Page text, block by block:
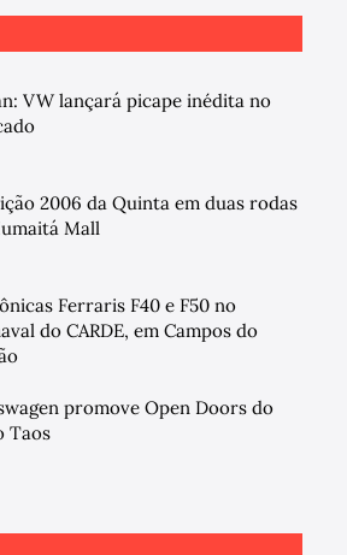
VW lançará picape inédita no
2006 da Quinta em duas rodas
Mall
Ferraris F40 e F50 no
do CARDE, em Campos do
promove Open Doors do
Taos